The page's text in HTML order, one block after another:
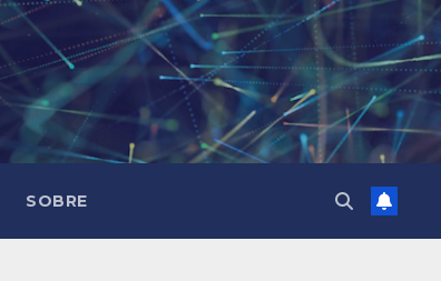
SOBRE